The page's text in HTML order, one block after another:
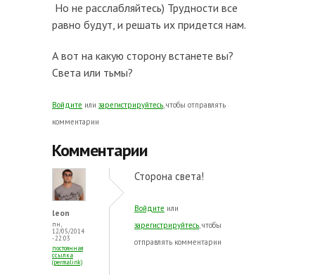
Но не расслабляйтесь) Трудности все
равно будут, и решать их придется нам.
А вот на какую сторону встанете вы?
Света или тьмы?
Войдите или зарегистрируйтесь, чтобы отправлять
комментарии
Комментарии
leon
пн,
12/05/2014
- 22:03
постоянная
ссылка
(permalink)
Сторона света!
Войдите или
зарегистрируйтесь, чтобы
отправлять комментарии